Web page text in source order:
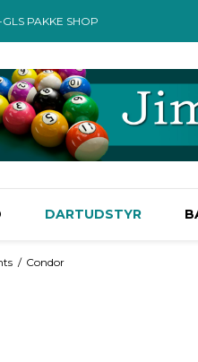
PAKKE SHOP
DARTUDSTYR
/ Condor